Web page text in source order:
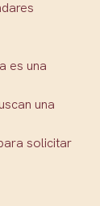
es una
una
solicitar